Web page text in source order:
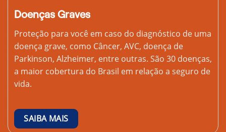
Doenças Graves
Proteção para você em caso do diagnóstico de uma
doença grave, como Câncer, AVC, doença de
Parkinson, Alzheimer, entre outras. São 30 doenças,
a maior cobertura do Brasil em relação a seguro de
vida.
SAIBA MAIS